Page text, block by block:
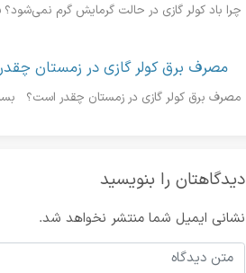
چرا باد کولر گازی در حالت گرمایش گرم نمی‌شود؟ ۵ علت رایج + راه‌حل مقدمه تحلیلی: در فصل زمستان، بسیاری...
مصرف برق کولر گازی در زمستان
مصرف برق کولر گازی در زمستان چقدر است؟
دیدگاهتان را بنویسید
نشانی ایمیل شما منتشر نخواهد شد.